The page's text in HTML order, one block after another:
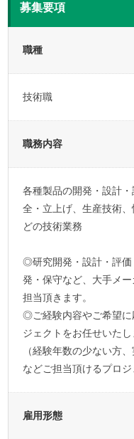
募集要項
職種
技術職
職務内容
各種製品の開発・設計
全・立上げ、生産技術
どの技術業務
◎研究開発・設計・評価
発・保守など、大手メ
担当頂きます。
◎ご経験内容やご希望に
ジェクトをお任せいたし
（経験年数の少ない方
などご担当頂けるプロジ
雇用形態